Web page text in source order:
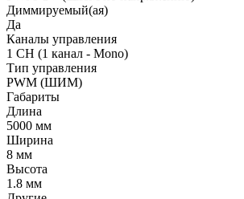
Диммируемый(ая)
Да
Каналы управления
1 CH (1 канал - Mono)
Тип управления
PWM (ШИМ)
Габариты
Длина
5000 мм
Ширина
8 мм
Высота
1.8 мм